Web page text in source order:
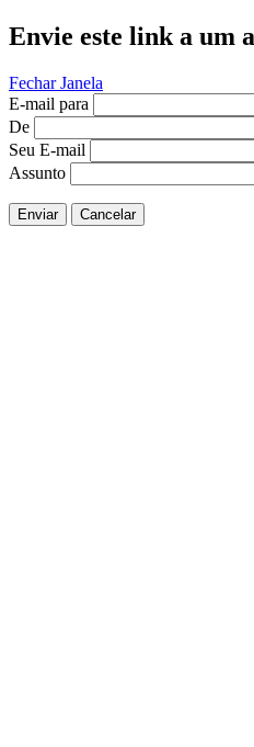
Envie este link a um
Fechar Janela
E-mail para
De
Seu E-mail
Assunto
Enviar Cancelar